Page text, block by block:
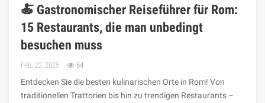
🍝 Gastronomischer Reiseführer für Rom:
15 Restaurants, die man unbedingt
besuchen muss
Feb. 22, 2025 64
Entdecken Sie die besten kulinarischen Orte in Rom! Von
traditionellen Trattorien bis hin zu trendigen Restaurants –